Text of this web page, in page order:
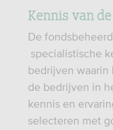
Kennis van
De
specialistische
bedrijven
de bedrijven in
kennis en
selecteren met